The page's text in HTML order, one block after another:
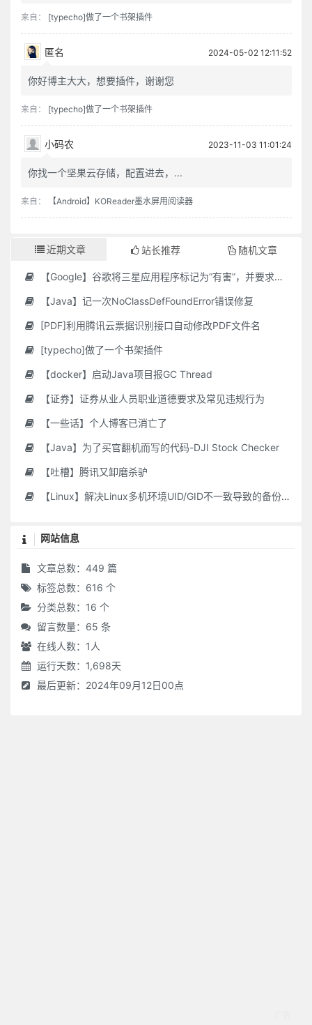
来自： [typecho]做了一个书架插件
匿名 2024-05-02 12:11:52
你好博主大大，想要插件，谢谢您
来自： [typecho]做了一个书架插件
小码农 2023-11-03 11:01:24
你找一个坚果云存储，配置进去，...
来自： 【Android】KOReader墨水屏用阅读器
近期文章 站长推荐 随机文章
【Google】谷歌将三星应用程序标记为“有害”，并要求用户删除它们
【Java】记一次NoClassDefFoundError错误修复
[PDF]利用腾讯云票据识别接口自动修改PDF文件名
[typecho]做了一个书架插件
【docker】启动Java项目报GC Thread
【证券】证券从业人员职业道德要求及常见违规行为
【一些话】个人博客已消亡了
【Java】为了买官翻机而写的代码-DJI Stock Checker
【吐槽】腾讯又卸磨杀驴
【Linux】解决Linux多机环境UID/GID不一致导致的备份权限问题
网站信息
文章总数：449 篇
标签总数：616 个
分类总数：16 个
留言数量：65 条
在线人数： 1 人
运行天数：1,698天
最后更新：2024年09月12日00点